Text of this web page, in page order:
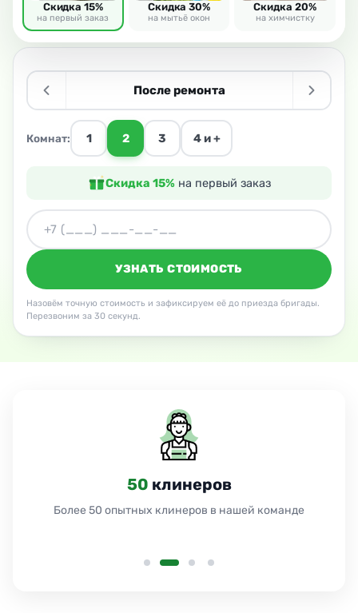
После ремонта
Комнат: 1 2 3 4 и +
Скидка 15%на первый заказ
УЗНАТЬ СТОИМОСТЬ
Назовём точную стоимость и зафиксируем её до приезда бригады.
Перезвоним за 30 секунд.
Скидка 15%
на первый заказ
Скидка 30%
на мытьё окон
Скидка 20%
на химчистку
24часа
Работаем 24 часа без выходных и праздников